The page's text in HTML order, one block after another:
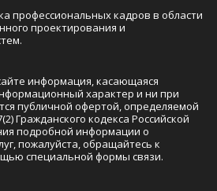
профессиональных кадров в области
проектирования и
информация, касающаяся
характер и ни при
публичной офертой, определяемой
Гражданского кодекса Российской
подробной информации о
пожалуйста, обращайтесь к
специальной формы связи.